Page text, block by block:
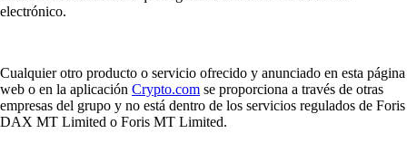
electrónico.
Cualquier otro producto o servicio ofrecido y anunciado en esta página
web o en la aplicación Crypto.com se proporciona a través de otras
empresas del grupo y no está dentro de los servicios regulados de Foris
DAX MT Limited o Foris MT Limited.